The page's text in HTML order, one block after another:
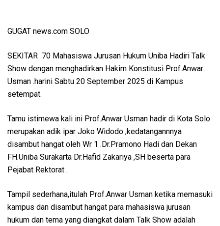
GUGAT news.com SOLO
SEKITAR 70 Mahasiswa Jurusan Hukum Uniba Hadiri Talk
Show dengan menghadirkan Hakim Konstitusi Prof.Anwar
Usman .harini Sabtu 20 September 2025 di Kampus
setempat.
Tamu istimewa kali ini Prof.Anwar Usman hadir di Kota Solo
merupakan adik ipar Joko Widodo ,kedatangannnya
disambut hangat oleh Wr 1 .Dr.Pramono Hadi dan Dekan
FH.Uniba Surakarta Dr.Hafid Zakariya ,SH beserta para
Pejabat Rektorat .
Tampil sederhana,itulah Prof.Anwar Usman ketika memasuki
kampus dan disambut hangat para mahasiswa jurusan
hukum dan tema yang diangkat dalam Talk Show adalah